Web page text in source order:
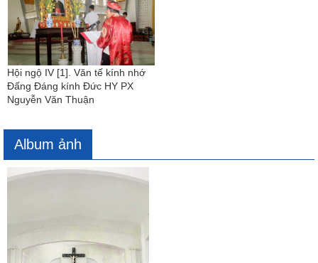
Hội ngộ IV [1]. Văn tế kính nhớ
Đấng Đáng kính Đức HY PX
Nguyễn Văn Thuận
Album ảnh